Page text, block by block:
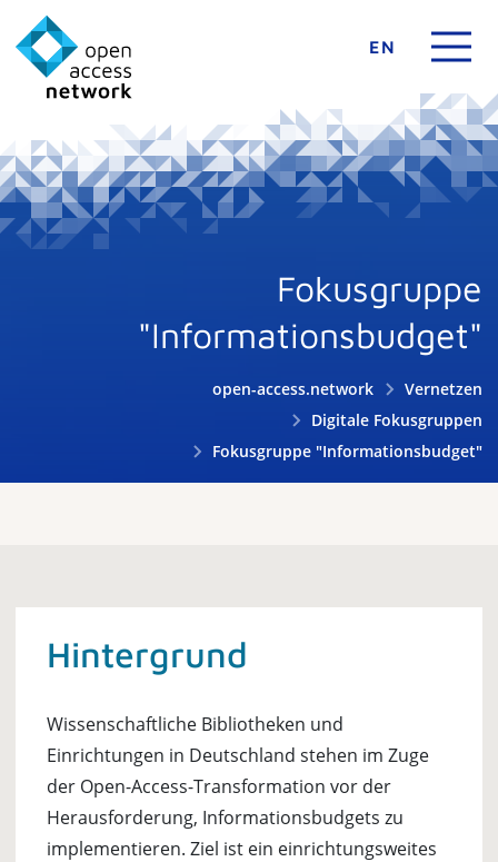
EN
Fokusgruppe
"Informationsbudget"
open-access.network
Vernetzen
Digitale Fokusgruppen
Fokusgruppe "Informationsbudget"
Hintergrund
Wissenschaftliche Bibliotheken und
Einrichtungen in Deutschland stehen im Zuge
der Open-Access-Transformation vor der
Herausforderung, Informationsbudgets zu
implementieren. Ziel ist ein einrichtungsweites